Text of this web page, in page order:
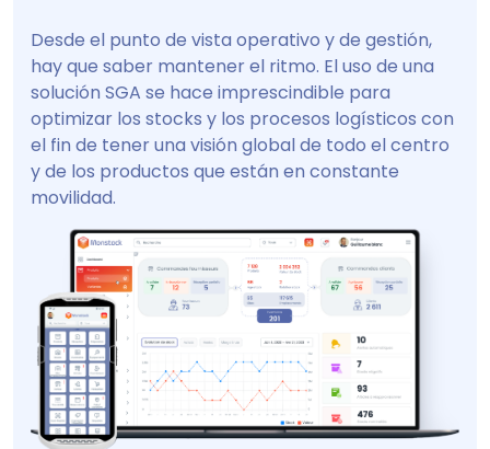
Desde el punto de vista operativo y de gestión,
hay que saber mantener el ritmo. El uso de una
solución SGA se hace imprescindible para
optimizar los stocks y los procesos logísticos con
el fin de tener una visión global de todo el centro
y de los productos que están en constante
movilidad.